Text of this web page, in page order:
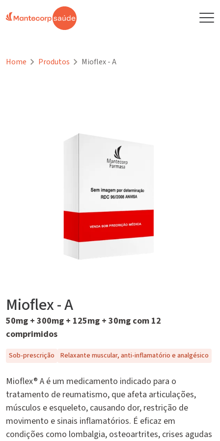
Home Produtos Mioflex - A
Mioflex - A
50mg + 300mg + 125mg + 30mg com 12
comprimidos
Sob-prescrição Relaxante muscular, anti-inflamatório e analgésico
Mioflex® A é um medicamento indicado para o
tratamento de reumatismo, que afeta articulações,
músculos e esqueleto, causando dor, restrição de
movimento e sinais inflamatórios. É eficaz em
condições como lombalgia, osteoartrites, crises agudas